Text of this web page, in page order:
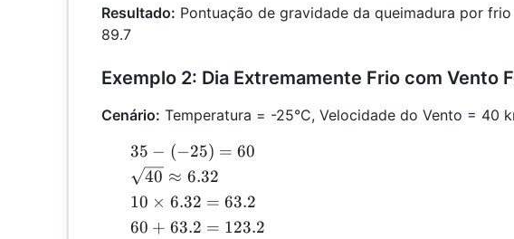
=
44.7
44.7
Resultado: Pontuação de gravidade da queimadura por frio
89.7
Exemplo 2: Dia Extremamente Frio com Vento
Cenário: Temperatura = -25°C, Velocidade do Vento = 40
35 -
(-25)
= 60
35 − (−25) = 60
\sqrt{40}
\approx
6.32
40 ≈ 6.32
10
\times
10 × 6.32 = 63.2
60 +
60 + 63.2 = 123.2